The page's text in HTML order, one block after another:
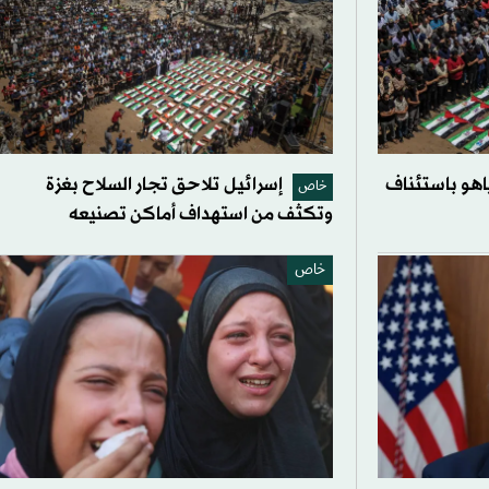
باستئناف خاص
إسرائيل تلاحق تجار السلاح بغزة
وتكثف من استهداف أماكن تصنيعه
خاص